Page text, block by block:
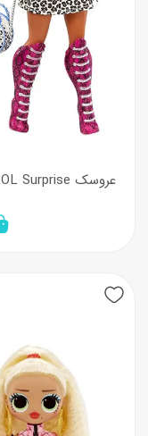
عروسک LOL Surprise سری OMG مدل لیدی دیوا دختر خاص